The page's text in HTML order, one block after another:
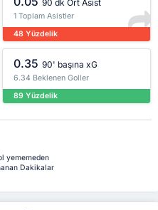
90 dk Ort Asist
1 Toplam Asistler
48 Yüzdelik
0.35 90' başına xG
6.34 Beklenen Goller
89 Yüzdelik
yememeden
Dakikalar